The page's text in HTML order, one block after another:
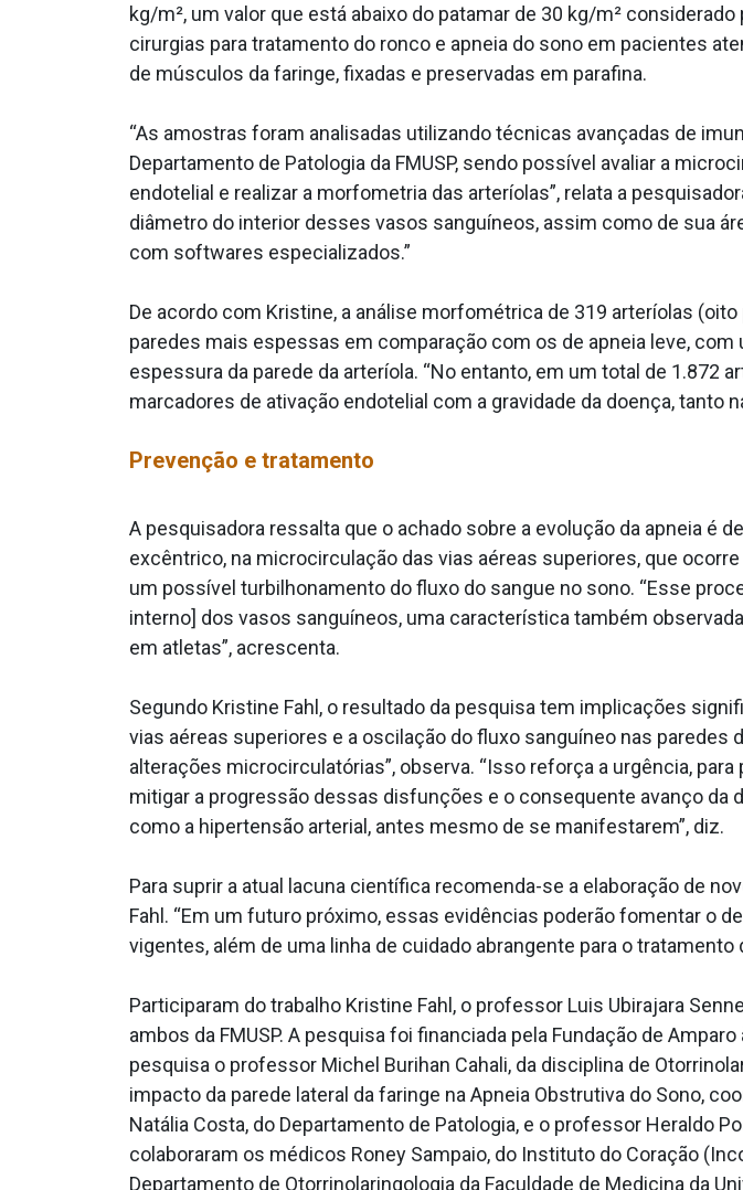
kg/m², um valor que está abaixo do patamar de 30 kg/m²
cirurgias para tratamento do ronco e apneia do sono em pacientes
de músculos da faringe, fixadas e preservadas em parafina.
“As amostras foram analisadas utilizando técnicas avançadas de
Departamento de Patologia da FMUSP, sendo possível avaliar a
endotelial e realizar a morfometria das arteríolas”, relata a
diâmetro do interior desses vasos sanguíneos, assim como de sua
com softwares especializados.”
De acordo com Kristine, a análise morfométrica de 319 arteríolas
paredes mais espessas em comparação com os de apneia leve,
espessura da parede da arteríola. “No entanto, em um total de 1.872
marcadores de ativação endotelial com a gravidade da doença, tanto
Prevenção e tratamento
A pesquisadora ressalta que o achado sobre a evolução da apneia é
excêntrico, na microcirculação das vias aéreas superiores, que
um possível turbilhonamento do fluxo do sangue no sono. “Esse
interno] dos vasos sanguíneos, uma característica também
em atletas”, acrescenta.
Segundo Kristine Fahl, o resultado da pesquisa tem implicações
vias aéreas superiores e a oscilação do fluxo sanguíneo nas
alterações microcirculatórias”, observa. “Isso reforça a urgência,
mitigar a progressão dessas disfunções e o consequente avanço
como a hipertensão arterial, antes mesmo de se manifestarem”, diz.
Para suprir a atual lacuna científica recomenda-se a elaboração de
Fahl. “Em um futuro próximo, essas evidências poderão fomentar o
vigentes, além de uma linha de cuidado abrangente para o
Participaram do trabalho Kristine Fahl, o professor Luis Ubirajara
ambos da FMUSP. A pesquisa foi financiada pela Fundação de
pesquisa o professor Michel Burihan Cahali, da disciplina de
impacto da parede lateral da faringe na Apneia Obstrutiva do Sono,
Natália Costa, do Departamento de Patologia, e o professor Heraldo
colaboraram os médicos Roney Sampaio, do Instituto do Coração
Departamento de Otorrinolaringologia da Faculdade de Medicina da